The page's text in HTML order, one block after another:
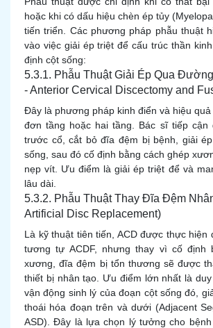
hoặc khi có dấu hiệu chèn ép tủy
tiến triển. Các phương pháp phẫu thuật
vào việc giải ép triệt để cấu trúc thần
định cột sống:
5.3.1. Phẫu Thuật Giải Ép Qua
- Anterior Cervical Discectomy and
Đây là phương pháp kinh điển và hiệu
đơn tầng hoặc hai tầng. Bác sĩ tiếp cận
trước cổ, cắt bỏ đĩa đệm bị bệnh, giải
sống, sau đó cố định bằng cách ghép
nẹp vít. Ưu điểm là giải ép triệt để và
lâu dài.
5.3.2. Phẫu Thuật Thay Đĩa Đệm
Artificial Disc Replacement)
Là kỹ thuật tiên tiến, ACD được thực
tương tự ACDF, nhưng thay vì cố định
xương, đĩa đệm bị tổn thương sẽ được
thiết bị nhân tạo. Ưu điểm lớn nhất là
vận động sinh lý của đoạn cột sống đó,
thoái hóa đoạn trên và dưới (Adjacent
ASD). Đây là lựa chọn lý tưởng cho